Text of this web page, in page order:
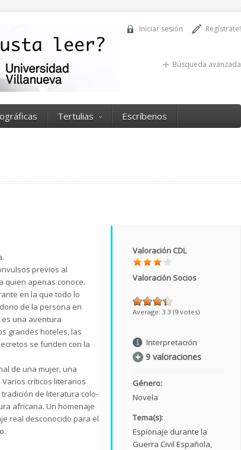
Regístrate!
Iniciar sesión
Búsqueda avanzada
Tertulias Escríbenos
previos al
quien apenas conoce.
en la que todo lo
de la persona en
una aventura
grandes hoteles, las
se funden con la
de una mujer, una
críticos literarios
tradición de literatura colo­
africana. Un homenaje
real desconocido para el
Valoración CDL
Valoración Socios
Average: 3.3 (9 votes)
Interpretación
9 valoraciones
Género:
Novela
Tema(s):
Espionaje durante la
Guerra Civil Española